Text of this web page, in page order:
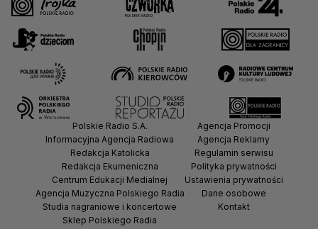
Polskie Radio S.A.
Informacyjna Agencja Radiowa
Redakcja Katolicka
Redakcja Ekumeniczna
Centrum Edukacji Medialnej
Agencja Muzyczna Polskiego Radia
Studia nagraniowe i koncertowe
Sklep Polskiego Radia
Agencja Promocji
Agencja Reklamy
Regulamin serwisu
Polityka prywatności
Ustawienia prywatności
Dane osobowe
Kontakt